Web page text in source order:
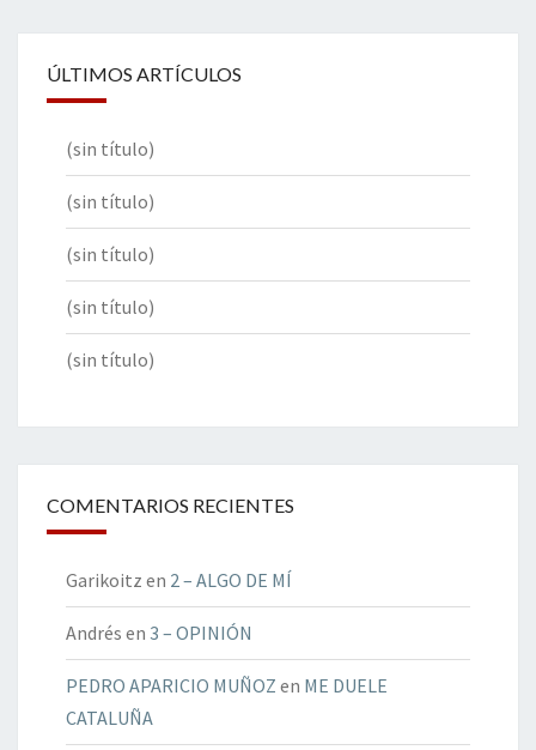
ÚLTIMOS ARTÍCULOS
(sin título)
(sin título)
(sin título)
(sin título)
(sin título)
COMENTARIOS RECIENTES
Garikoitz en 2 – ALGO DE MÍ
Andrés en 3 – OPINIÓN
PEDRO APARICIO MUÑOZ en ME DUELE
CATALUÑA